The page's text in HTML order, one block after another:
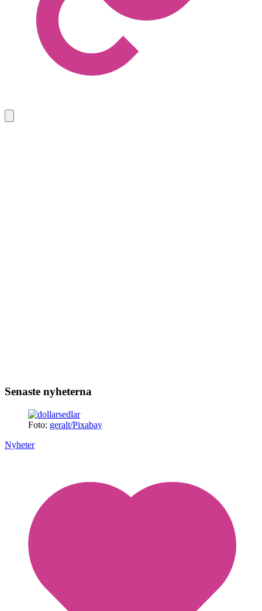
Senaste nyheterna
Foto: geralt/Pixabay
Nyheter